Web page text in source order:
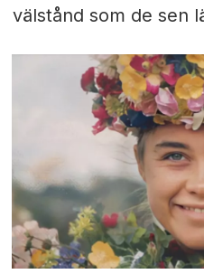
välstånd som de sen